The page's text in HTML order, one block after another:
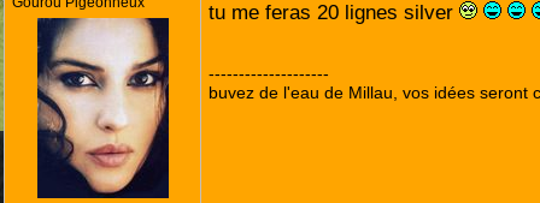
tu me feras 20 lignes silver
--------------------
buvez de l'eau de Millau, vos idées seront